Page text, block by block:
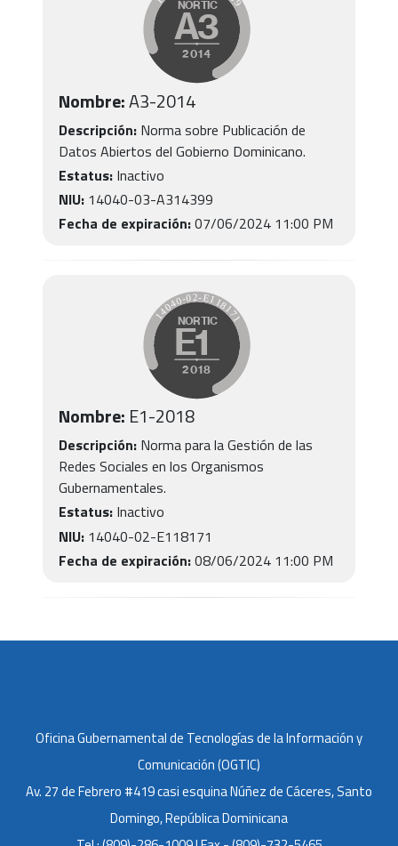
Nombre:A3-2014
Descripción: Norma sobre Publicación de
Datos Abiertos del Gobierno Dominicano.
Estatus: Inactivo
NIU: 14040-03-A314399
Fecha de expiración:07/06/2024 11:00 PM
Nombre: E1-2018
Descripción: Norma para la Gestión de las
Redes Sociales en los Organismos
Gubernamentales.
Estatus: Inactivo
NIU: 14040-02-E118171
Fecha de expiración:08/06/2024 11:00 PM
Oficina Gubernamental de Tecnologías de la Información y
Comunicación (OGTIC)
Av. 27 de Febrero #419 casi esquina Núñez de Cáceres, Santo
Domingo, República Dominicana